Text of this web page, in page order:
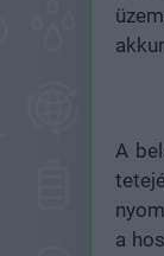
A
a